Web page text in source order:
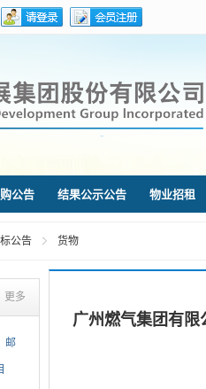
公告 结果公示公告 物业招租
公告 货物
广州燃气集团有
更多
邮